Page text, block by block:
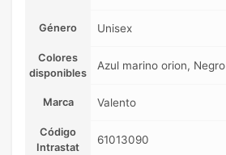
Género Unisex
Colores
disponibles
Azul marino orion, Negro
Marca Valento
Código
Intrastat
61013090